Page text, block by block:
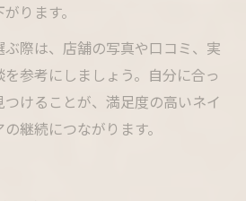
ります。
際は、店舗の写真や口コミ、実
参考にしましょう。自分に合っ
けることが、満足度の高いネイ
継続につながります。